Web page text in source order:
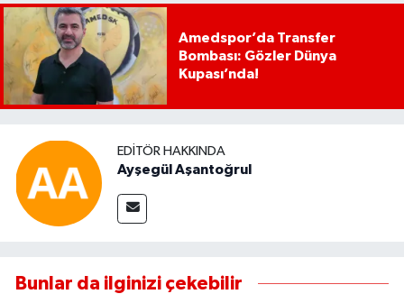
Amedspor’da Transfer
Bombası: Gözler Dünya
Kupası’nda!
EDITÖR HAKKINDA
Ayşegül Aşantoğrul
Bunlar da ilginizi çekebilir